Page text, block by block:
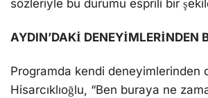
sözleriyle bu durumu esprili bir
AYDIN’DAKİ DENEYİMLERİNDEN
Programda kendi deneyimlerinden
Hisarcıklıoğlu, “Ben buraya ne